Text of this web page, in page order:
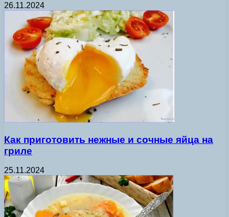
26.11.2024
Как приготовить нежные и сочные яйца на
гриле
25.11.2024